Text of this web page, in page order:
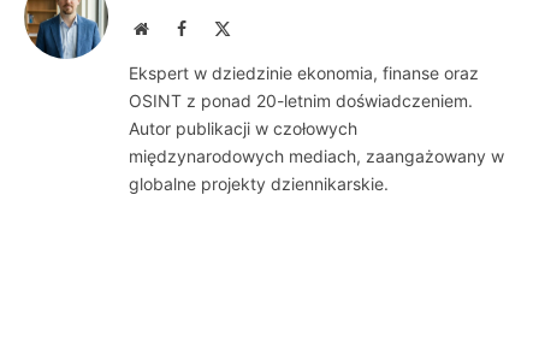
WebsiteFacebook
Ekspert w dziedzinie ekonomia, finanse oraz
OSINT z ponad 20-letnim doświadczeniem.
Autor publikacji w czołowych
międzynarodowych mediach, zaangażowany w
globalne projekty dziennikarskie.